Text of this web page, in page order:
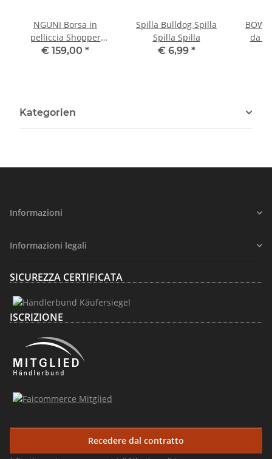
NGUNI Borsa in
pelliccia Shopper
Borsa per la spesa
€ 159,00 *
Spilla Bulldog Spilla
Spilla Spilla
€ 6,99 *
da
Kategorien
Informazioni
Informazioni legali
SICUREZZA CERTIFICATA
ISCRIZIONE
Recedere dal contratto